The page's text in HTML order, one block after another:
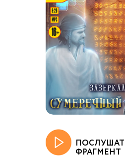
ФРАГМЕНТ